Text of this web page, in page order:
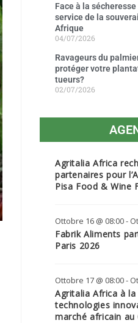
Face à la
service de la
Afrique
04/07/2026
Ravageurs du
protéger votre
tueurs?
02/07/2026
Agritalia Africa
partenaires pour
Pisa Food & Wine
Ottobre 16 @ 08:00-
Fabrik Aliments
Paris 2026
Ottobre 17 @ 08:00-
Agritalia Africa à
technologies
marché africain au